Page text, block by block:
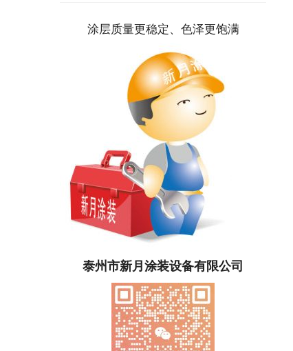
涂层质量更稳定、色泽更饱满
泰州市新月涂装设备有限公司